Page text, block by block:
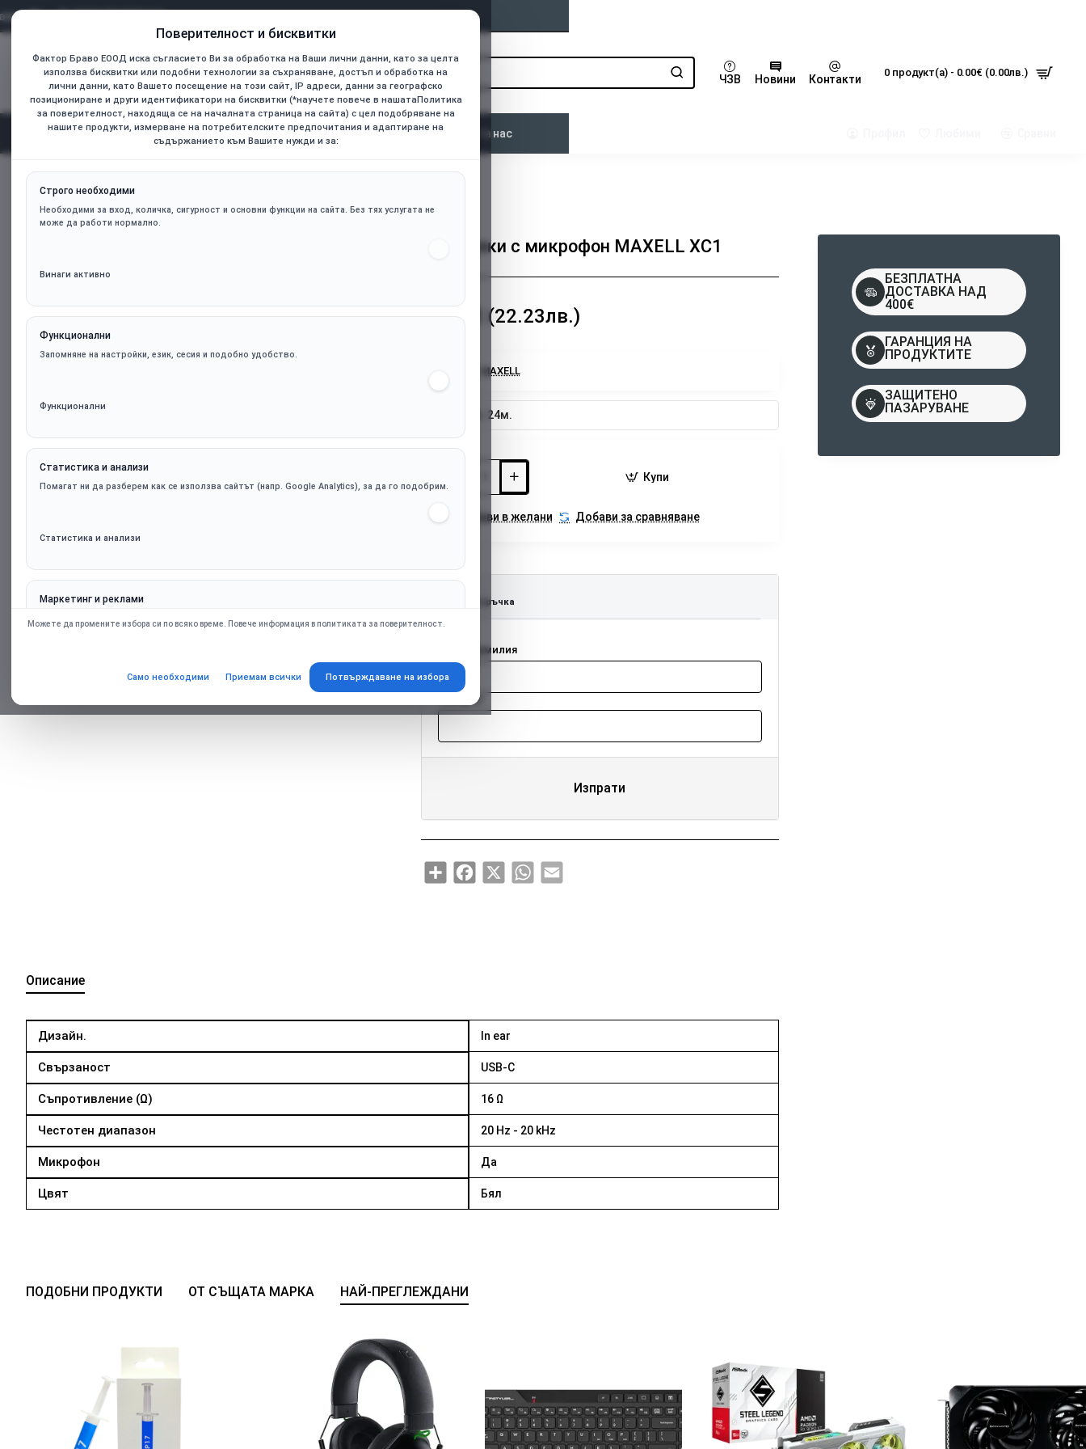
Поверителност и бисквитки
Фактор Браво ЕООД иска съгласието Ви за обработка на Ваши лични данни, като за целта
използва бисквитки или подобни технологии за съхраняване, достъп и обработка на
лични данни, като Вашето посещение на този сайт, IP адреси, данни за географско
позициониране и други идентификатори на бисквитки (*научете повече в нашатаПолитика
за поверителност, находяща се на началната страница на сайта) с цел подобряване на
нашите продукти, измерване на потребителските предпочитания и адаптиране на
съдържанието към Вашите нужди и за:
Строго необходими
Необходими за вход, количка, сигурност и основни функции на сайта. Без тях услугата не
може да работи нормално.
Винаги активно
Функционални
Запомняне на настройки, език, сесия и подобно удобство.
Функционални
Статистика и анализи
Помагат ни да разберем как се използва сайтът (напр. Google Analytics), за да го подобрим.
Статистика и анализи
Маркетинг и реклами
Персонализирани оферти и ремаркетинг чрез партньорски платформи (напр. Google Ads),
само при съгласие.
Маркетинг и реклами
Можете да промените избора си по всяко време. Повече информация в политиката за поверителност.
Само необходими Приемам всички Потвърждаване на избора
Всички
Търсене... ЧЗВ Новини Контакти 0 продукт(а) - 0.00€ (0.00лв.)
Категории Начало Контакти За нас
home
Слушалки с микрофон MAXELL XC1
Слушалки с микрофон MAXELL XC1
11.37€ (22.23лв.)
MAXELL
24м.
Купи
Добави в желани Добави за сравняване
Бърза поръчка
Име и фамилия
Телефон
Изпрати
Share Facebook
X WhatsApp
Email
Описание
Дизайн. In ear
Свързаност USB-C
Съпротивление (Ω) 16 Ω
Честотен диапазон 20 Hz - 20 kHz
Микрофон Да
Цвят Бял
БЕЗПЛАТНА
ДОСТАВКА НАД
400€
ГАРАНЦИЯ НА
ПРОДУКТИТЕ
ЗАЩИТЕНО
ПАЗАРУВАНЕ
ПОДОБНИ ПРОДУКТИ ОТ СЪЩАТА МАРКА НАЙ-ПРЕГЛЕЖДАНИ